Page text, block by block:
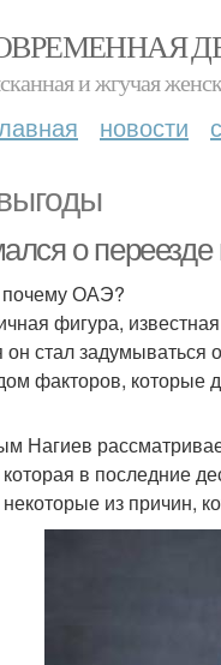
и жгучая
новости
о
почему ОАЭ?
фигура,
он стал
факторов, которые
Нагиев
в последние
из причин,